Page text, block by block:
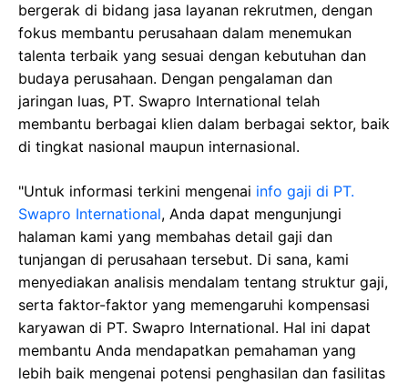
bergerak di bidang jasa layanan rekrutmen, dengan
fokus membantu perusahaan dalam menemukan
talenta terbaik yang sesuai dengan kebutuhan dan
budaya perusahaan. Dengan pengalaman dan
jaringan luas, PT. Swapro International telah
membantu berbagai klien dalam berbagai sektor, baik
di tingkat nasional maupun internasional.
"Untuk informasi terkini mengenai info gaji di PT.
Swapro International, Anda dapat mengunjungi
halaman kami yang membahas detail gaji dan
tunjangan di perusahaan tersebut. Di sana, kami
menyediakan analisis mendalam tentang struktur gaji,
serta faktor-faktor yang memengaruhi kompensasi
karyawan di PT. Swapro International. Hal ini dapat
membantu Anda mendapatkan pemahaman yang
lebih baik mengenai potensi penghasilan dan fasilitas